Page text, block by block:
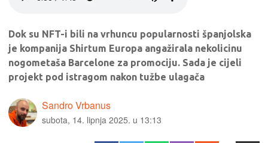
Dok su NFT-i bili na vrhuncu popularnosti španjolska
je kompanija Shirtum Europa angažirala nekolicinu
nogometaša Barcelone za promociju. Sada je cijeli
projekt pod istragom nakon tužbe ulagača
Sandro Vrbanus
subota, 14. lipnja 2025. u 13:13